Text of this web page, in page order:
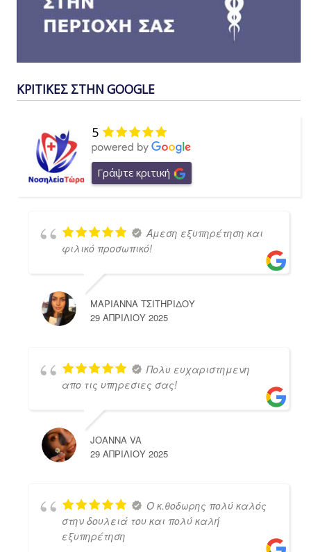
ΚΡΙΤΙΚΕΣ ΣΤΗΝ GOOGLE
5
Γράψτε κριτική
Άμεση εξυπηρέτηση και
φιλικό προσωπικό!
ΜΑΡΙΑΝΝΑ ΤΣΙΤΗΡΙΔΟΥ
29 ΑΠΡΙΛΊΟΥ 2025
Πολυ ευχαριστημενη
απο τις υπηρεσιες σας!
JOANNA VA
29 ΑΠΡΙΛΊΟΥ 2025
Ο κ.θοδωρης πολύ καλός
στην δουλειά του και πολύ καλή
εξυπηρέτηση